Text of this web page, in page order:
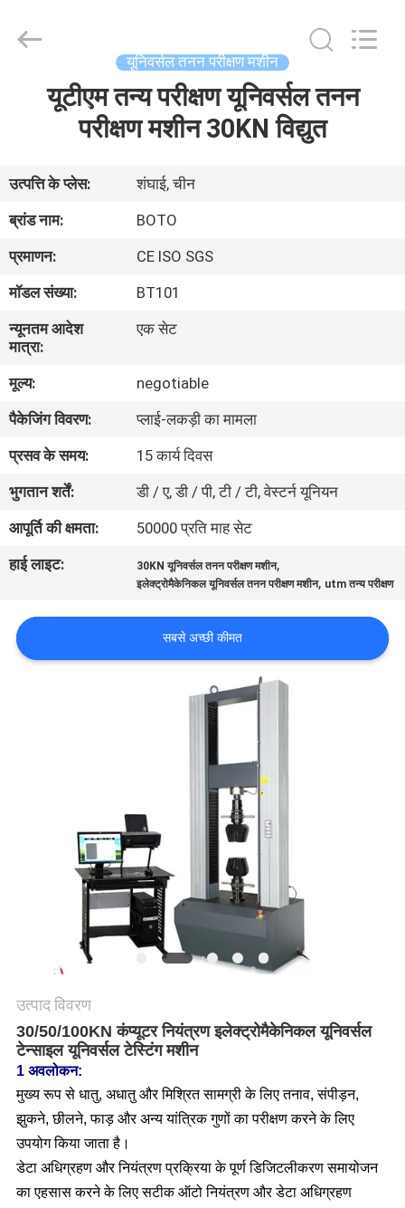
हमारे
बारे
कारखाना
गुणवत्ता
नियंत्रण
संपर्क
करें
उद्धरण
की
गोपनीयता
LTD.
यूनिवर्सल तनन परीक्षण मशीन
यूटीएम तन्य परीक्षण यूनिवर्सल तनन
परीक्षण मशीन 30KN विद्युत
उत्पत्ति के प्लेस:
शंघाई, चीन
ब्रांड नाम:
BOTO
प्रमाणन:
CE ISO SGS
मॉडल संख्या:
BT101
न्यूनतम आदेश
मात्रा:
एक सेट
मूल्य:
negotiable
पैकेजिंग विवरण:
प्लाई-लकड़ी का मामला
प्रसव के समय:
15 कार्य दिवस
भुगतान शर्तें:
डी / ए, डी / पी, टी / टी, वेस्टर्न यूनियन
आपूर्ति की क्षमता:
50000 प्रति माह सेट
हाई लाइट:
30KN यूनिवर्सल तनन परीक्षण मशीन,
इलेक्ट्रोमैकेनिकल यूनिवर्सल तनन परीक्षण मशीन, utm तन्य परीक्षण
सबसे अच्छी कीमत
उत्पाद विवरण
30/50/100KN कंप्यूटर नियंत्रण इलेक्ट्रोमैकेनिकल यूनिवर्सल
टेन्साइल यूनिवर्सल टेस्टिंग मशीन
1 अवलोकन:
मुख्य रूप से धातु, अधातु और मिश्रित सामग्री के लिए तनाव, संपीड़न,
झुकने, छीलने, फाड़ और अन्य यांत्रिक गुणों का परीक्षण करने के लिए
उपयोग किया जाता है।
डेटा अधिग्रहण और नियंत्रण प्रक्रिया के पूर्ण डिजिटलीकरण समायोजन
का एहसास करने के लिए सटीक ऑटो नियंत्रण और डेटा अधिग्रहण